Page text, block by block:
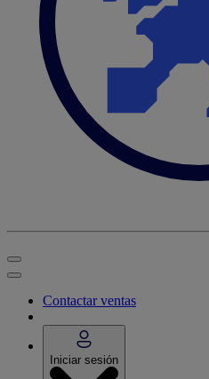
Contactar ventas
Iniciar sesión